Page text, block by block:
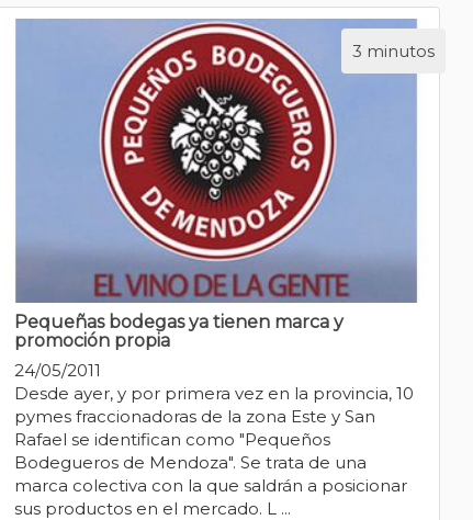
3 minutos
Pequeñas bodegas ya tienen marca y
promoción propia
24/05/2011
Desde ayer, y por primera vez en la provincia, 10
pymes fraccionadoras de la zona Este y San
Rafael se identifican como "Pequeños
Bodegueros de Mendoza". Se trata de una
marca colectiva con la que saldrán a posicionar
sus productos en el mercado. L ...